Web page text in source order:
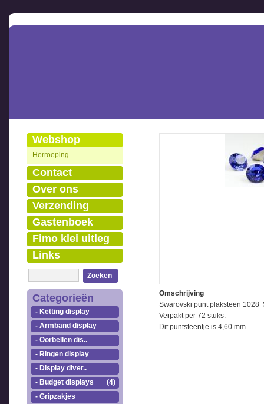
Webshop
Herroeping
Contact
Over ons
Verzending
Gastenboek
Fimo klei uitleg
Links
Zoeken
Categorieën
- Ketting display
- Armband display
- Oorbellen dis..
- Ringen display
- Display diver..
- Budget displays
(4)
- Gripzakjes
Omschrijving
Swarovski punt plaksteen 1028
Verpakt per 72 stuks.
Dit puntsteentje is 4,60 mm.